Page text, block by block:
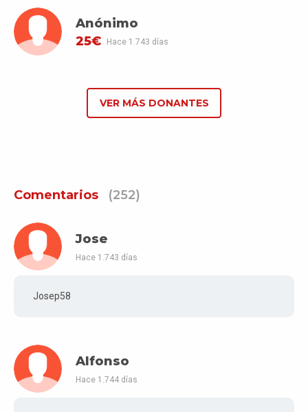
Anónimo
25€
Hace 1.743 días
VER MÁS DONANTES
Comentarios (252)
Jose
Hace 1.743 días
Josep58
Alfonso
Hace 1.744 días